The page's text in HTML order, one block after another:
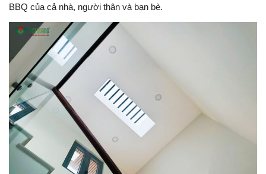
BBQ của cả nhà, người thân và bạn bè.